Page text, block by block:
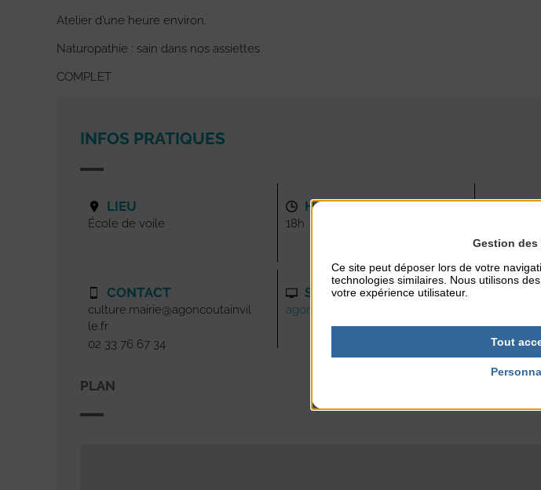
Atelier d’une heure environ.
Naturopathie : sain dans nos assiettes
COMPLET
INFOS PRATIQUES
LIEU
École de voile
CONTACT
culture.mairie@agoncoutainvil
le.fr
02 33 76 67 34
HORAIRES
18h
SITE INTERNET
agoncoutainville.fr
PLAN
Gestion des
Ce site peut déposer lors de votre
technologies similaires. Nous utilisons
votre expérience utilisateur.
Tout